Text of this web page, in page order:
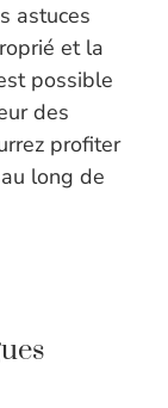
astuces
et la
possible
des
profiter
long de